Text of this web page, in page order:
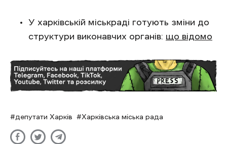
У харківській міськраді готують зміни до
структури виконавчих органів: що відомо
депутати Харків Харківська міська рада